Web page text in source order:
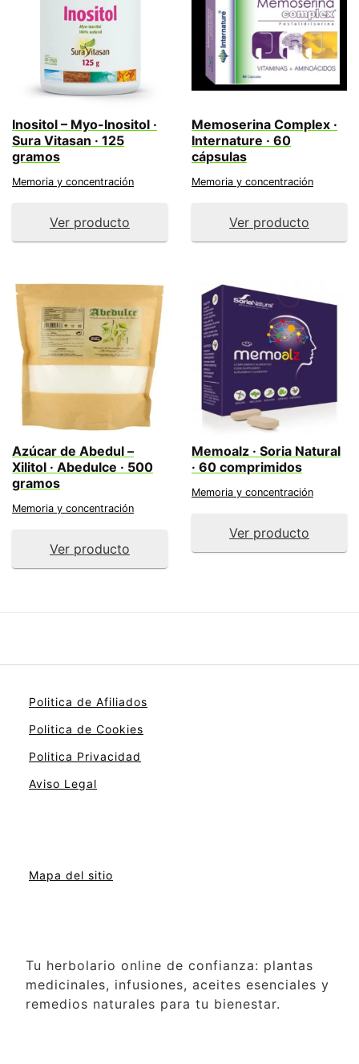
Inositol – Myo-Inositol ·
Sura Vitasan · 125
gramos
Memoria y concentración
Ver producto
Memoserina Complex ·
Internature · 60
cápsulas
Memoria y concentración
Ver producto
Azúcar de Abedul –
Xilitol · Abedulce · 500
gramos
Memoria y concentración
Ver producto
Memoalz · Soria Natural
· 60 comprimidos
Memoria y concentración
Ver producto
Politica de Afiliados
Politica de Cookies
Politica Privacidad
Aviso Legal
Mapa del sitio
Tu herbolario online de confianza: plantas
medicinales, infusiones, aceites esenciales y
remedios naturales para tu bienestar.